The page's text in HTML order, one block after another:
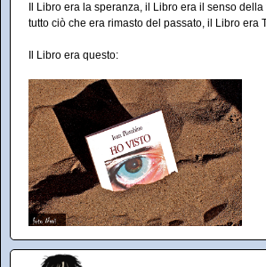
Il Libro era la speranza, il Libro era il senso
tutto ciò che era rimasto del passato, il Libro era
Il Libro era questo: